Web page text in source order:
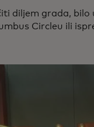
diljem grada,
Circleu ili